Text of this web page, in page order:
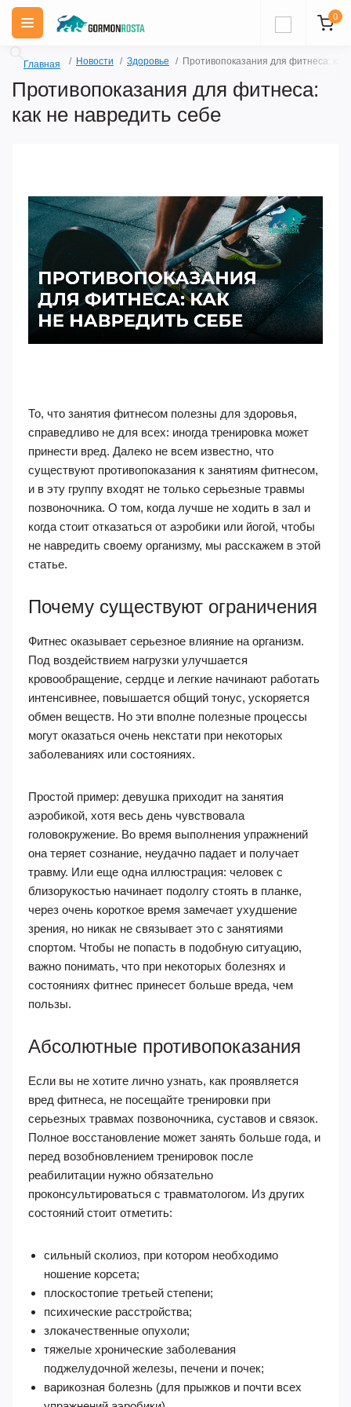
0
Главная Новости Здоровье Противопоказания для фитнеса: как
Противопоказания для фитнеса:
как не навредить себе
То, что занятия фитнесом полезны для здоровья,
справедливо не для всех: иногда тренировка может
принести вред. Далеко не всем известно, что
существуют противопоказания к занятиям фитнесом,
и в эту группу входят не только серьезные травмы
позвоночника. О том, когда лучше не ходить в зал и
когда стоит отказаться от аэробики или йогой, чтобы
не навредить своему организму, мы расскажем в этой
статье.
Почему существуют ограничения
Фитнес оказывает серьезное влияние на организм.
Под воздействием нагрузки улучшается
кровообращение, сердце и легкие начинают работать
интенсивнее, повышается общий тонус, ускоряется
обмен веществ. Но эти вполне полезные процессы
могут оказаться очень некстати при некоторых
заболеваниях или состояниях.
Простой пример: девушка приходит на занятия
аэробикой, хотя весь день чувствовала
головокружение. Во время выполнения упражнений
она теряет сознание, неудачно падает и получает
травму. Или еще одна иллюстрация: человек с
близорукостью начинает подолгу стоять в планке,
через очень короткое время замечает ухудшение
зрения, но никак не связывает это с занятиями
спортом. Чтобы не попасть в подобную ситуацию,
важно понимать, что при некоторых болезнях и
состояниях фитнес принесет больше вреда, чем
пользы.
Абсолютные противопоказания
Если вы не хотите лично узнать, как проявляется
вред фитнеса, не посещайте тренировки при
серьезных травмах позвоночника, суставов и связок.
Полное восстановление может занять больше года, и
перед возобновлением тренировок после
реабилитации нужно обязательно
проконсультироваться с травматологом. Из других
состояний стоит отметить:
сильный сколиоз, при котором необходимо
ношение корсета;
плоскостопие третьей степени;
психические расстройства;
злокачественные опухоли;
тяжелые хронические заболевания
поджелудочной железы, печени и почек;
варикозная болезнь (для прыжков и почти всех